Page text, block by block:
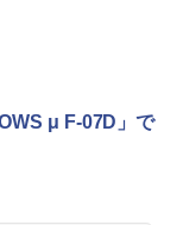
μ F-07D」で